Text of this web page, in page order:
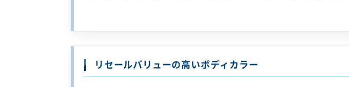
リセールバリューの高いボディカラー